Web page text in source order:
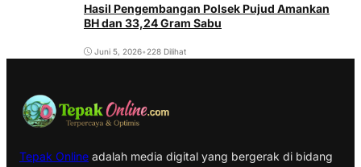
Hasil Pengembangan Polsek Pujud Amankan
BH dan 33,24 Gram Sabu
Juni 5, 2026• 228 Dilihat
Tepak Online adalah media digital yang bergerak di bidang